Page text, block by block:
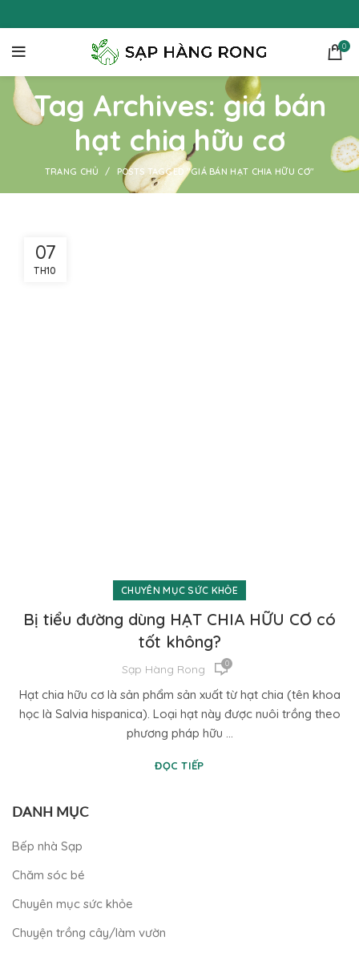
0
Tag Archives: giá bán
hạt chia hữu cơ
TRANG CHỦ POSTS TAGGED "GIÁ BÁN HẠT CHIA HỮU CƠ"
07
TH10
CHUYÊN MỤC SỨC KHỎE
Bị tiểu đường dùng HẠT CHIA HỮU CƠ có
tốt không?
Sạp Hàng Rong 0
Hạt chia hữu cơ là sản phẩm sản xuất từ hạt chia (tên khoa
học là Salvia hispanica). Loại hạt này được nuôi trồng theo
phương pháp hữu ...
ĐỌC TIẾP
DANH MỤC
Bếp nhà Sạp
Chăm sóc bé
Chuyên mục sức khỏe
Chuyện trồng cây/làm vườn